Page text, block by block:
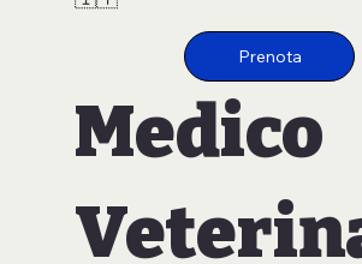
Medico